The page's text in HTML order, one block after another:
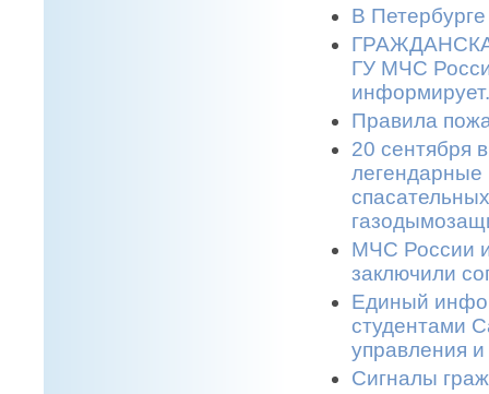
В
ГУ МЧС
Правила
20 сентября
МЧС России
заключили
Единый
студентами
управления
Сигналы